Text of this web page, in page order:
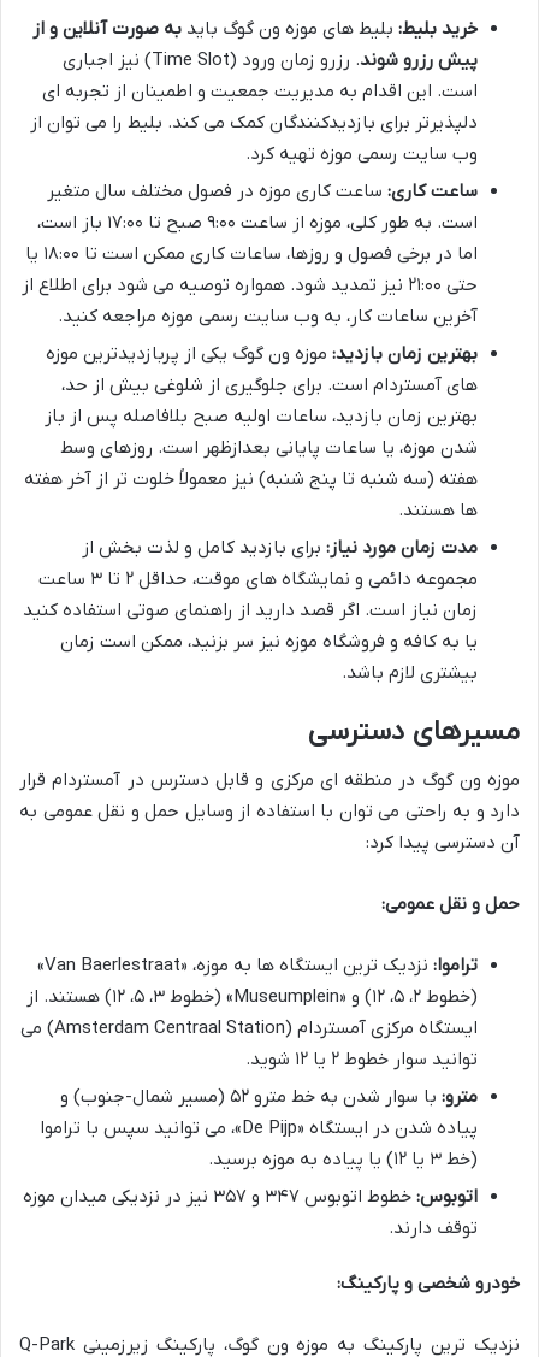
خرید بلیط: بلیط های موزه ون گوگ باید به صورت آنلاین و از
پیش رزرو شوند
. رزرو زمان ورود (Time Slot) نیز اجباری
است. این اقدام به مدیریت جمعیت و اطمینان از تجربه ای
دلپذیرتر برای بازدیدکنندگان کمک می کند. بلیط را می توان از
وب سایت رسمی موزه تهیه کرد.
ساعت کاری: ساعت کاری موزه در فصول مختلف سال متغیر
است. به طور کلی، موزه از ساعت ۹:۰۰ صبح تا ۱۷:۰۰ باز است،
اما در برخی فصول و روزها، ساعات کاری ممکن است تا ۱۸:۰۰ یا
حتی ۲۱:۰۰ نیز تمدید شود. همواره توصیه می شود برای اطلاع از
آخرین ساعات کار، به وب سایت رسمی موزه مراجعه کنید.
بهترین زمان بازدید: موزه ون گوگ یکی از پربازدیدترین موزه
های آمستردام است. برای جلوگیری از شلوغی بیش از حد،
بهترین زمان بازدید، ساعات اولیه صبح بلافاصله پس از باز
شدن موزه، یا ساعات پایانی بعدازظهر است. روزهای وسط
هفته (سه شنبه تا پنج شنبه) نیز معمولاً خلوت تر از آخر هفته
ها هستند.
مدت زمان مورد نیاز: برای بازدید کامل و لذت بخش از
مجموعه دائمی و نمایشگاه های موقت، حداقل ۲ تا ۳ ساعت
زمان نیاز است. اگر قصد دارید از راهنمای صوتی استفاده کنید
یا به کافه و فروشگاه موزه نیز سر بزنید، ممکن است زمان
بیشتری لازم باشد.
مسیرهای دسترسی
موزه ون گوگ در منطقه ای مرکزی و قابل دسترس در آمستردام قرار
دارد و به راحتی می توان با استفاده از وسایل حمل و نقل عمومی به
آن دسترسی پیدا کرد:
حمل و نقل عمومی:
تراموا:
نزدیک ترین ایستگاه ها به موزه، «Van Baerlestraat»
(خطوط ۲، ۵، ۱۲) و «Museumplein» (خطوط ۳، ۵، ۱۲) هستند. از
ایستگاه مرکزی آمستردام (Amsterdam Centraal Station) می
توانید سوار خطوط ۲ یا ۱۲ شوید.
مترو:
با سوار شدن به خط مترو ۵۲ (مسیر شمال-جنوب) و
پیاده شدن در ایستگاه «De Pijp»، می توانید سپس با تراموا
(خط ۳ یا ۱۲) یا پیاده به موزه برسید.
اتوبوس:
خطوط اتوبوس ۳۴۷ و ۳۵۷ نیز در نزدیکی میدان موزه
توقف دارند.
خودرو شخصی و پارکینگ:
نزدیک ترین پارکینگ به موزه ون گوگ، پارکینگ زیرزمینی Q-Park